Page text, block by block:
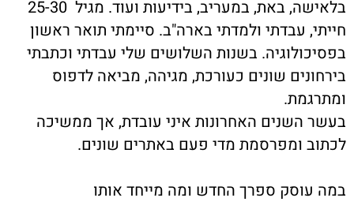
בלאישה, באת, במעריב, בידיעות ועוד. מגיל 25-30
חייתי, עבדתי ולמדתי בארה"ב. סיימתי תואר ראשון
בפסיכולוגיה. בשנות השלושים שלי עבדתי וכתבתי
בירחונים שונים כעורכת, מגיהה, מביאה לדפוס
ומתרגמת.
בעשר השנים האחרונות איני עובדת, אך ממשיכה
לכתוב ומפרסמת מדי פעם באתרים שונים.
במה עוסק ספרך החדש ומה מייחד אותו